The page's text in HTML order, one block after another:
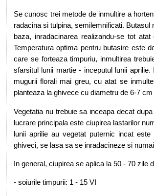
Se cunosc trei metode de inmultire a
radacina si tulpina, semilemnificati.
baza, inradacinarea realizandu-se tot
Temperatura optima pentru butasire este
care se forteaza timpuriu, inmultirea
sfarsitul lunii martie - inceputul lunii
mugurii florali mai greu, cu atat se
planteaza la ghivece cu diametru de 6-7
Vegetatia nu trebuie sa inceapa decat
lucrare principala este ciupirea lastarilor
lunii aprilie au vegetat puternic incat
ghiveci, se lasa sa se inradacineze si
In general, ciupirea se aplica la 50 - 70 zile
- soiurile timpurii: 1 - 15 VI